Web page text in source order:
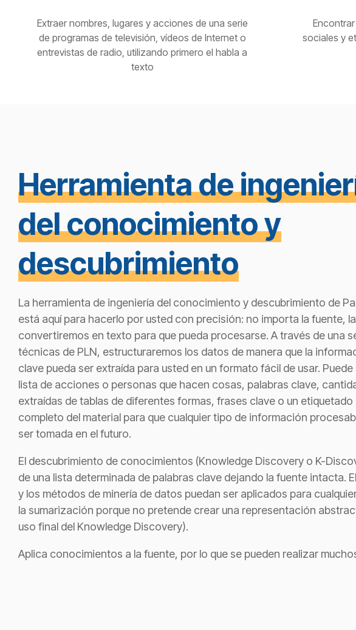
Extraer nombres, lugares y acciones de una serie
de programas de televisión, vídeos de Internet o
entrevistas de radio, utilizando primero el habla a
texto
sociales y
Herramienta de
del conocimiento y
descubrimiento
La herramienta de ingeniería del conocimiento y descubrimiento de
está aquí para hacerlo por usted con precisión: no importa la fuente, la
convertiremos en texto para que pueda procesarse. A través de una
técnicas de PLN, estructuraremos los datos de manera que la
clave pueda ser extraída para usted en un formato fácil de usar. Puede
lista de acciones o personas que hacen cosas, palabras clave,
extraídas de tablas de diferentes formas, frases clave o un etiquetado
completo del material para que cualquier tipo de información
ser tomada en el futuro.
El descubrimiento de conocimientos (Knowledge Discovery o K-
de una lista determinada de palabras clave dejando la fuente
y los métodos de minería de datos puedan ser aplicados para
la sumarización porque no pretende crear una representación
uso final del Knowledge Discovery).
Aplica conocimientos a la fuente, por lo que se pueden realizar